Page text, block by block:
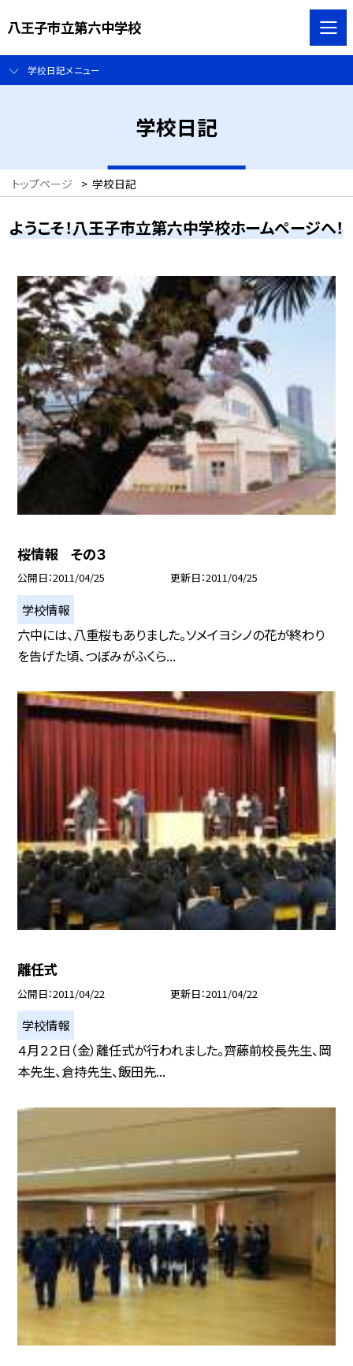
八王子市立第六中学校
学校日記メニュー
学校日記
トップページ > 学校日記
ようこそ！八王子市立第六中学校ホームページへ！
桜情報 その３
公開日 2011/04/25 更新日 2011/04/25
学校情報
六中には、八重桜もありました。ソメイヨシノの花が終わり
を告げた頃、つぼみがふくら...
離任式
公開日 2011/04/22 更新日 2011/04/22
学校情報
４月２２日（金）離任式が行われました。齊藤前校長先生、岡
本先生、倉持先生、飯田先...